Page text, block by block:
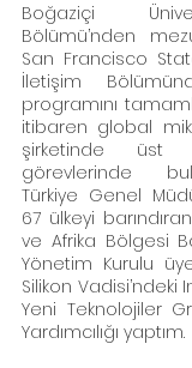
Boğaziçi
Bölümü’nden
San Francisco
İletişim
programını
itibaren global
şirketinde üst
görevlerinde
Türkiye Genel
67 ülkeyi
ve Afrika Bölgesi
Yönetim Kurulu
Silikon Vadisi’ndeki
Yeni Teknolojiler
Yardımcılığı yaptım.